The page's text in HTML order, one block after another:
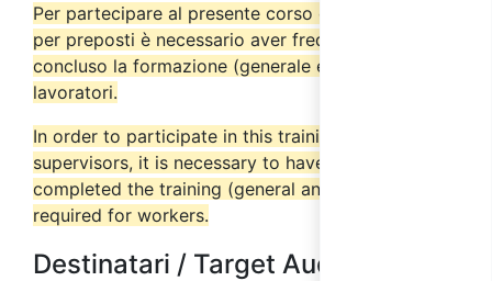
Per partecipare al presente corso di formazione
per preposti è necessario aver frequentato e
concluso la formazione (generale e specifica) per
lavoratori.
In order to participate in this training course for
supervisors, it is necessary to have attended and
completed the training (general and specific)
required for workers.
Destinatari / Target Audience